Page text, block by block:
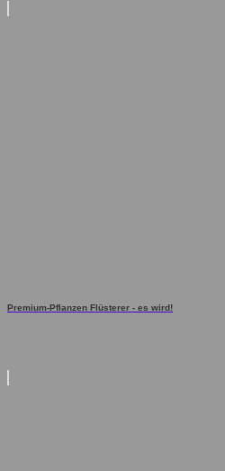
Premium-Pflanzen Flüsterer - es wird!